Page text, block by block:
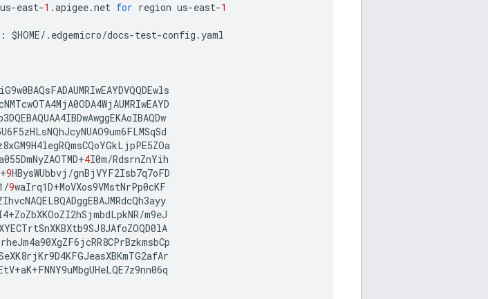
us-east-1.apigee.net for region us-east-1
: $HOME/ . edgemicro/docs-test-config .yaml
+4I0m/RdsrnZnYih
+9HBysWUbbvj /gnBjVYF2Isb7q7oFD
/9waIrq1D+MoVXos9VMstNrPp0cKF
+ZoZbXKOoZI2hSjmbdLpkNR/m9eJ
+aK+FNNY9uMbgUHeLQE7z9nn06q